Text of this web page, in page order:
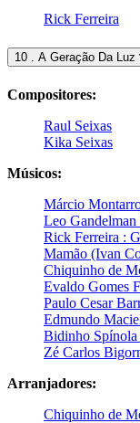
Rick Ferreira
10 . A Geração Da Luz
Compositores:
Raul Seixas
Kika Seixas
Músicos:
Márcio
Leo Gandelman
Rick Ferreira :
Mamão (Ivan
Chiquinho de
Evaldo Gomes
Paulo Cesar
Edmundo
Bidinho Spínola
Zé Carlos
Arranjadores:
Chiquinho de